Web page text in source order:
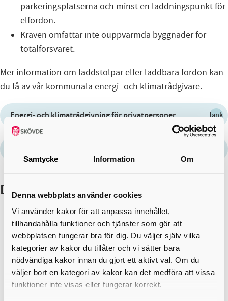
Samtycke Information Om
Denna webbplats använder cookies
Vi använder kakor för att anpassa innehållet,
tillhandahålla funktioner och tjänster som gör att
webbplatsen fungerar bra för dig. Du väljer själv vilka
kategorier av kakor du tillåter och vi sätter bara
nödvändiga kakor innan du gjort ett aktivt val. Om du
väljer bort en kategori av kakor kan det medföra att vissa
funktioner inte visas eller fungerar korrekt.
parkeringsplatserna och minst en laddningspunkt för
elfordon.
Kraven omfattar inte ouppvärmda byggnader för
totalförsvaret.
Mer information om laddstolpar eller laddbara fordon kan
du få av vår kommunala energi- och klimatrådgivare.
Energi- och klimatrådgivning för privatpersoner länk
Du kan behöva bygglov om
Ändringar påverkar byggnaden: Om installationen av
laddningspunkten medför andra anmälningspliktiga
åtgärder, exempelvis ändring av brandskyddet eller
påverkan på byggnadens fasad.
Laddningspunkten har tak eller påverkar
omgivningen: Detta gäller exempelvis om